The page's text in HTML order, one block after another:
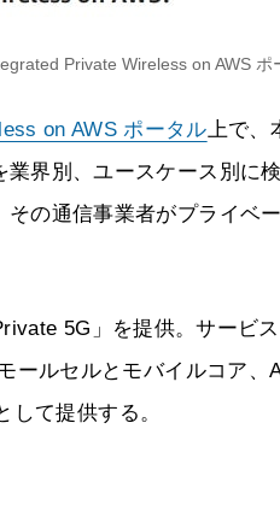
Private Wireless on AWS ポ
on AWS ポータル 上で
界別、ユースケース別に
の通信事業者がプライベ
5G」を提供。サービ
ールセルとモバイルコア、
て提供する。